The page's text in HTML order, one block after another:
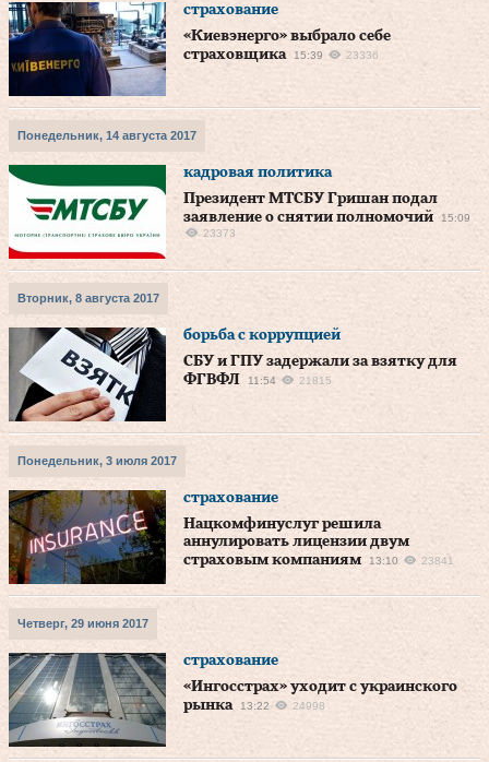
страхование
«Киевэнерго» выбрало себе
страховщика
15:39 23336
Понедельник, 14 августа 2017
кадровая политика
Президент МТСБУ Гришан подал
заявление о снятии полномочий
15:09
23373
Вторник, 8 августа 2017
борьба с коррупцией
СБУ и ГПУ задержали за взятку для
ФГВФЛ
11:54 21815
Понедельник, 3 июля 2017
страхование
Нацкомфинуслуг решила
аннулировать лицензии двум
страховым компаниям
13:10 23841
Четверг, 29 июня 2017
страхование
«Ингосстрах» уходит с украинского
рынка
13:22 24998